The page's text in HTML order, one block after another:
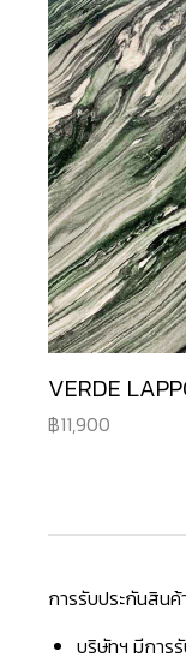
VERDE
11,900
การรับประกันสินค้
บริษัทฯ มีการ